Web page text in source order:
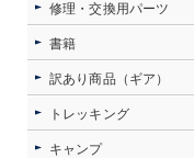
修理・交換用パーツ
書籍
訳あり商品（ギア）
トレッキング
キャンプ